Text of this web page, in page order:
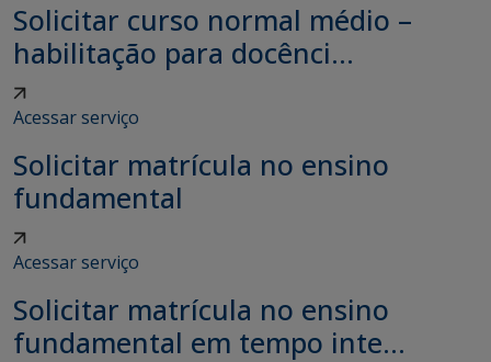
Solicitar curso normal médio –
habilitação para docênci...
Acessar serviço
Solicitar matrícula no ensino
fundamental
Acessar serviço
Solicitar matrícula no ensino
fundamental em tempo inte...